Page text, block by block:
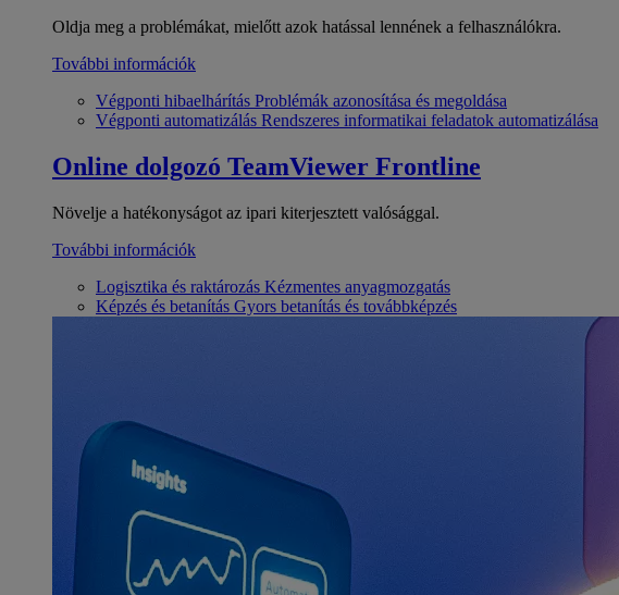
Oldja meg a problémákat, mielőtt azok hatással lennének a felhasználókra.
További információk
Végponti hibaelhárítás Problémák azonosítása és megoldása
Végponti automatizálás Rendszeres informatikai feladatok automatizálása
Online dolgozó TeamViewer Frontline
Növelje a hatékonyságot az ipari kiterjesztett valósággal.
További információk
Logisztika és raktározás Kézmentes anyagmozgatás
Képzés és betanítás Gyors betanítás és továbbképzés